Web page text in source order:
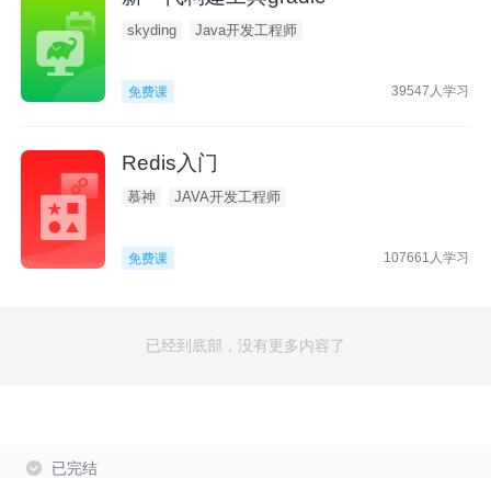
skyding Java开发工程师
免费课 39547人学习
Redis入门
慕神 JAVA开发工程师
免费课 107661人学习
已经到底部，没有更多内容了
已完结